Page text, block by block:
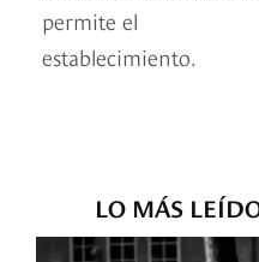
permite el
establecimiento.
LO MÁS